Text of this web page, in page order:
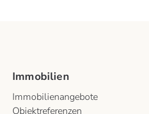
Immobilien
Immobilienangebote
Objektreferenzen